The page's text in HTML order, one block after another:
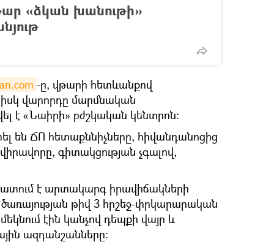
«ձկան խանութի»
-ը, վթարի հետևանքով
իսկ վարորդը մարմնական
է «Նաիրի» բժշկական կենտրոն։
են ՃՈ հետաքննիչները, հիվանդանոցից
գիտակցության չգալով,
է արտակարգ իրավիճակների
թիվ 3 հրշեջ-փրկարարական
էին կանչով դեպքի վայր և
ազդանշանները։